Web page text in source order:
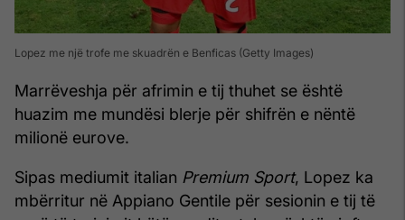
Lopez me një trofe me skuadrën e Benficas (Getty Images)
Marrëveshja për afrimin e tij thuhet se është
huazim me mundësi blerje për shifrën e nëntë
milionë eurove.
Sipas mediumit italian Premium Sport, Lopez ka
mbërritur në Appiano Gentile për sesionin e tij të